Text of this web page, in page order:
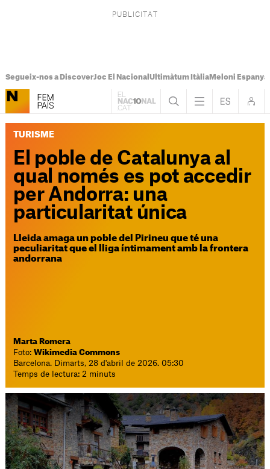
Segueix-nos a DiscoverJoc El Nacional Ultimàtum ItàliaMeloni Espanya
TURISME
El poble de Catalunya al
qual només es pot accedir
per Andorra: una
particularitat única
Lleida amaga un poble del Pirineu que té una
peculiaritat que el lliga íntimament amb la frontera
andorrana
Marta Romera
Foto:Wikimedia Commons
Barcelona. Dimarts, 28 d'abril de 2026. 05:30
Temps de lectura: 2 minuts